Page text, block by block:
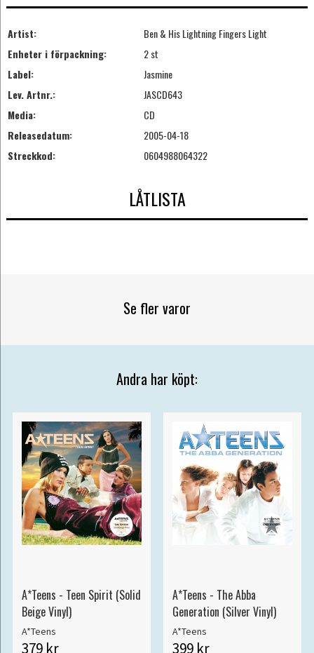
Artist:
Ben & His Lightning Fingers Light
Enheter i förpackning:
2 st
Label:
Jasmine
Lev. Artnr.:
JASCD643
Media:
CD
Releasedatum:
2005-04-18
Streckkod:
0604988064322
LÅTLISTA
Se fler varor
Andra har köpt:
A*Teens - Teen Spirit (Solid
Beige Vinyl)
A*Teens
379 kr
A*Teens - The Abba
Generation (Silver Vinyl)
A*Teens
399 kr